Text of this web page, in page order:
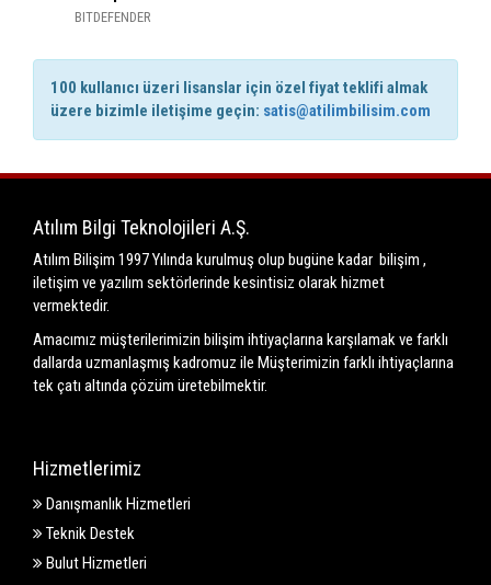
BITDEFENDER
100 kullanıcı üzeri lisanslar için özel fiyat teklifi almak
üzere bizimle iletişime geçin: satis@atilimbilisim.com
Atılım Bilgi Teknolojileri A.Ş.
Atılım Bilişim 1997 Yılında kurulmuş olup bugüne kadar bilişim ,
iletişim ve yazılım sektörlerinde kesintisiz olarak hizmet
vermektedir.
Amacımız müşterilerimizin bilişim ihtiyaçlarına karşılamak ve farklı
dallarda uzmanlaşmış kadromuz ile Müşterimizin farklı ihtiyaçlarına
tek çatı altında çözüm üretebilmektir.
Hizmetlerimiz
Danışmanlık Hizmetleri
Teknik Destek
Bulut Hizmetleri